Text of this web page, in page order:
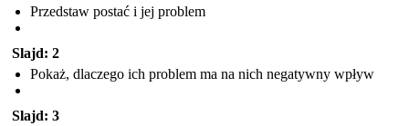
Przedstaw postać i jej problem
Slajd: 2
Pokaż, dlaczego ich problem ma na nich negatywny wpływ
Slajd: 3